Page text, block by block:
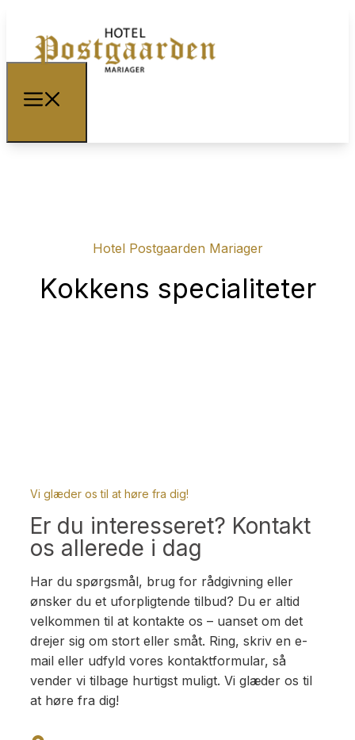
Hotel Postgaarden Mariager
Kokkens specialiteter
Vi glæder os til at høre fra dig!
Er du interesseret? Kontakt
os allerede i dag
Har du spørgsmål, brug for rådgivning eller
ønsker du et uforpligtende tilbud? Du er altid
velkommen til at kontakte os – uanset om det
drejer sig om stort eller småt. Ring, skriv en e-
mail eller udfyld vores kontaktformular, så
vender vi tilbage hurtigst muligt. Vi glæder os til
at høre fra dig!